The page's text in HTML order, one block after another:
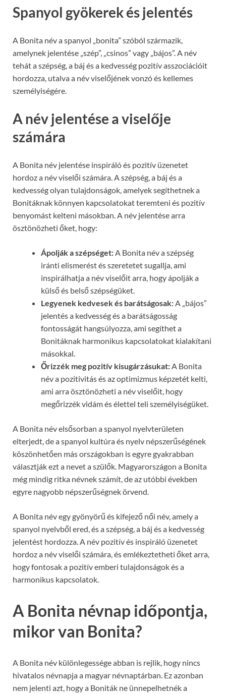
Spanyol gyökerek és jelentés
A Bonita név a spanyol „bonita” szóból származik,
amelynek jelentése „szép”, „csinos” vagy „bájos”. A név
tehát a szépség, a báj és a kedvesség pozitív asszociációit
hordozza, utalva a név viselőjének vonzó és kellemes
személyiségére.
A név jelentése a viselője
számára
A Bonita név jelentése inspiráló és pozitív üzenetet
hordoz a név viselői számára. A szépség, a báj és a
kedvesség olyan tulajdonságok, amelyek segíthetnek a
Bonitáknak könnyen kapcsolatokat teremteni és pozitív
benyomást kelteni másokban. A név jelentése arra
ösztönözheti őket, hogy:
Ápolják a szépséget:A Bonita név a szépség
iránti elismerést és szeretetet sugallja, ami
inspirálhatja a név viselőit arra, hogy ápolják a
külső és belső szépségüket.
Legyenek kedvesek és barátságosak:A „bájos”
jelentés a kedvesség és a barátságosság
fontosságát hangsúlyozza, ami segíthet a
Bonitáknak harmonikus kapcsolatokat kialakítani
másokkal.
Őrizzék meg pozitív kisugárzásukat:A Bonita
név a pozitivitás és az optimizmus képzetét kelti,
ami arra ösztönözheti a név viselőit, hogy
megőrizzék vidám és élettel teli személyiségüket.
A Bonita név elsősorban a spanyol nyelvterületen
elterjedt, de a spanyol kultúra és nyelv népszerűségének
köszönhetően más országokban is egyre gyakrabban
választják ezt a nevet a szülők. Magyarországon a Bonita
még mindig ritka névnek számít, de az utóbbi években
egyre nagyobb népszerűségnek örvend.
A Bonita név egy gyönyörű és kifejező női név, amely a
spanyol nyelvből ered, és a szépség, a báj és a kedvesség
jelentést hordozza. A név pozitív és inspiráló üzenetet
hordoz a név viselői számára, és emlékeztetheti őket arra,
hogy fontosak a pozitív emberi tulajdonságok és a
harmonikus kapcsolatok.
A Bonita névnap időpontja,
mikor van Bonita?
A Bonita név különlegessége abban is rejlik, hogy nincs
hivatalos névnapja a magyar névnaptárban. Ez azonban
nem jelenti azt, hogy a Boniták ne ünnepelhetnék a